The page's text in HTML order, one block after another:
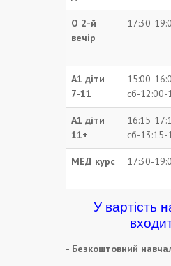
О 2-й
вечір
17:30-
А1 діти
7-11
15:00-
сб-12:00-
А1 діти
11+
16:15-
сб-13:15-
МЕД курс 17:30-
У вартість
- Безкоштовний